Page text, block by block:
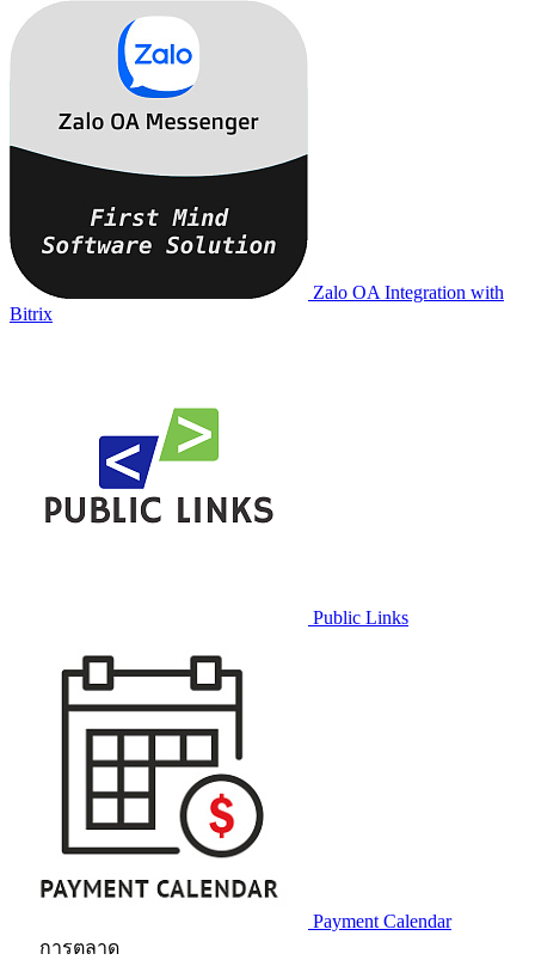
Zalo OA Integration with
Bitrix
Public Links
Payment Calendar
การตลาด